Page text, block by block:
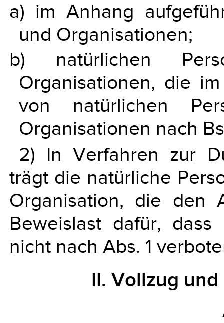
a) im Anhang
und Organisationen;
b) natürlichen
Organisationen, die
von natürlichen
Organisationen nach
2) In Verfahren zur
trägt die natürliche
Organisation, die den
Beweislast dafür,
nicht nach Abs. 1
II. Vollzug